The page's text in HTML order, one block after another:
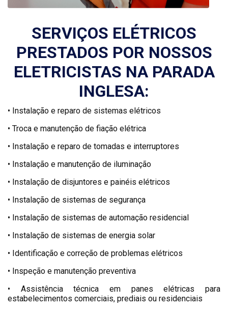
SERVIÇOS ELÉTRICOS
PRESTADOS POR NOSSOS
ELETRICISTAS NA PARADA
INGLESA:
• Instalação e reparo de sistemas elétricos
• Troca e manutenção de fiação elétrica
• Instalação e reparo de tomadas e interruptores
• Instalação e manutenção de iluminação
• Instalação de disjuntores e painéis elétricos
• Instalação de sistemas de segurança
• Instalação de sistemas de automação residencial
• Instalação de sistemas de energia solar
• Identificação e correção de problemas elétricos
• Inspeção e manutenção preventiva
• Assistência técnica em panes elétricas para
estabelecimentos comerciais, prediais ou residenciais